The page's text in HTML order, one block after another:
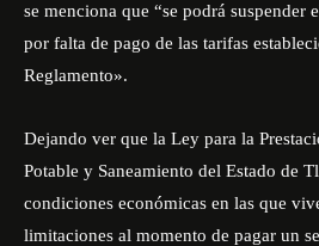
se menciona que “se podrá suspender
por falta de pago de las tarifas
Reglamento».
Dejando ver que la Ley para la
Potable y Saneamiento del Estado de
condiciones económicas en las que
limitaciones al momento de pagar un